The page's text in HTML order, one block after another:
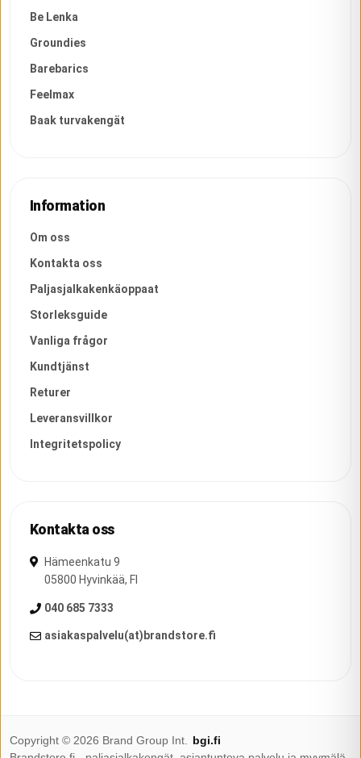
Be Lenka
Groundies
Barebarics
Feelmax
Baak turvakengät
Information
Om oss
Kontakta oss
Paljasjalkakenkäoppaat
Storleksguide
Vanliga frågor
Kundtjänst
Returer
Leveransvillkor
Integritetspolicy
Kontakta oss
Hämeenkatu 9
05800 Hyvinkää, FI
040 685 7333
asiakaspalvelu(at)brandstore.fi
Copyright © 2026 Brand Group Int. bgi.fi